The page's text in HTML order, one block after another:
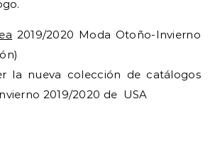
2019/2020 Moda Otoño-Invierno
la nueva colección de catálogos
2019/2020 de USA